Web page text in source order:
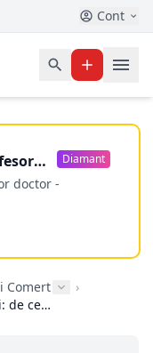
Cont
Diamant
doctor -
Comert
›
Fenomenul cărților Disney pentru copii: de ce colecția Disney rămâne în topul preferințelor celor mici